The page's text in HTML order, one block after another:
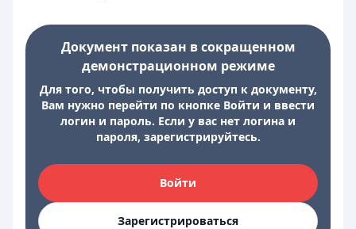
Документ показан в сокращенном
демонстрационном режиме
Для того, чтобы получить доступ к документу,
Вам нужно перейти по кнопке Войти и ввести
логин и пароль. Если у вас нет логина и
пароля, зарегистрируйтесь.
Войти
Зарегистрироваться